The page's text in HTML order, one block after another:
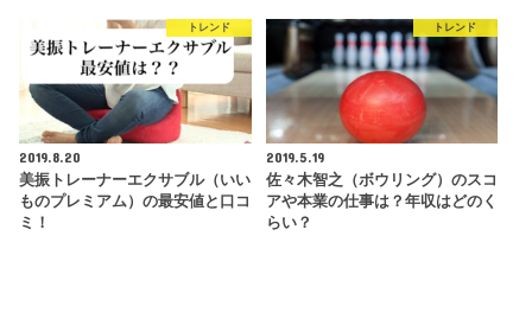
トレンド
2019.8.20
美振トレーナーエクサブル（いい
ものプレミアム）の最安値と口コ
ミ！
トレンド
2019.5.19
佐々木智之（ボウリング）のスコ
アや本業の仕事は？年収はどのく
らい？